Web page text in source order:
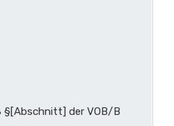
§[Abschnitt] der VOB/B